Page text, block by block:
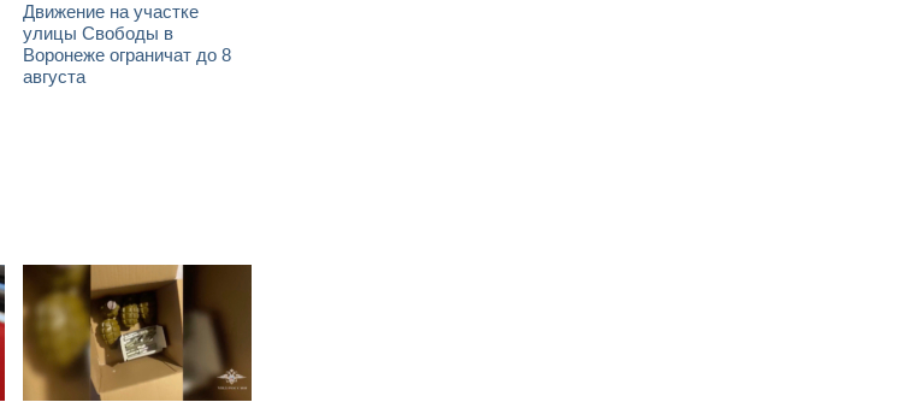
Движение на участке
улицы Свободы в
Воронеже ограничат до 8
августа